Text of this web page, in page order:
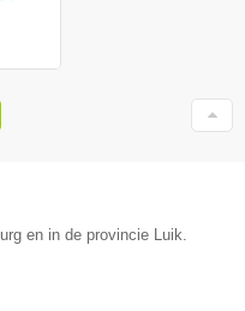
en in de provincie Luik.